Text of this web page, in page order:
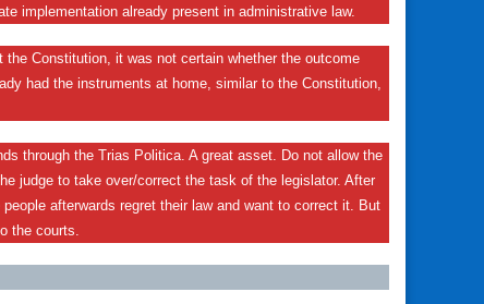
implementation already present in administrative law.
Constitution, it was not certain whether the outcome
had the instruments at home, similar to the Constitution,
through the Trias Politica. A great asset. Do not allow the
judge to take over/correct the task of the legislator. After
afterwards regret their law and want to correct it. But
the courts.